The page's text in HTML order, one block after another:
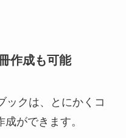
作成も可能
ックは、とにかくコ
成ができます。